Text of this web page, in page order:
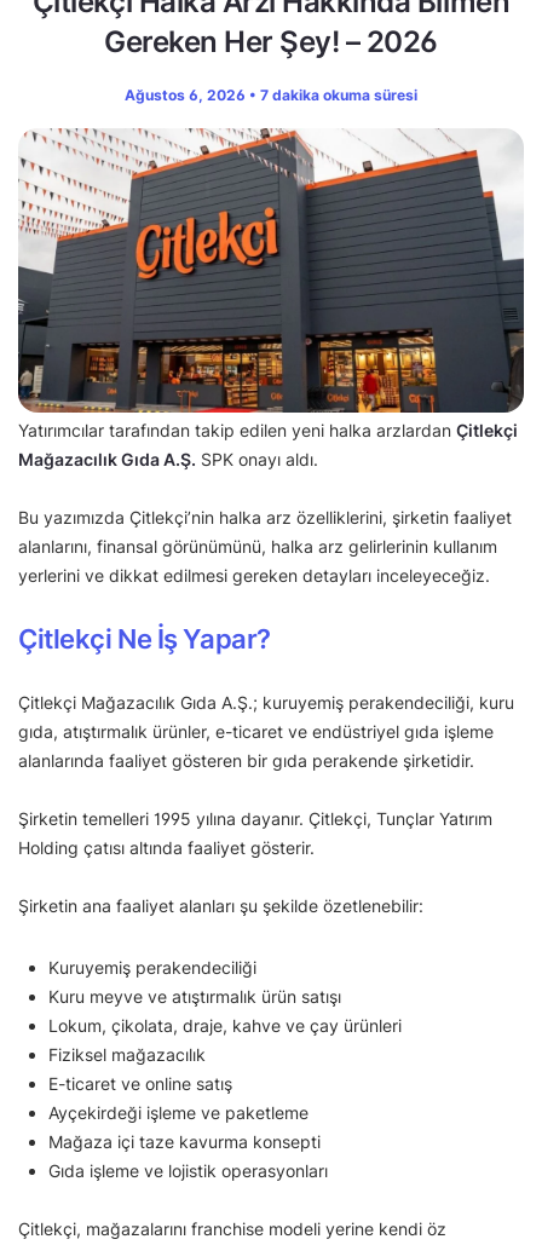
Gereken Her Şey! – 2026
Ağustos 6, 2026 • 7 dakika okuma süresi
Yatırımcılar tarafından takip edilen yeni halka arzlardan Çitlekçi
Mağazacılık Gıda A.Ş. SPK onayı aldı.
Bu yazımızda Çitlekçi’nin halka arz özelliklerini, şirketin faaliyet
alanlarını, finansal görünümünü, halka arz gelirlerinin kullanım
yerlerini ve dikkat edilmesi gereken detayları inceleyeceğiz.
Çitlekçi Ne İş Yapar?
Çitlekçi Mağazacılık Gıda A.Ş.; kuruyemiş perakendeciliği, kuru
gıda, atıştırmalık ürünler, e-ticaret ve endüstriyel gıda işleme
alanlarında faaliyet gösteren bir gıda perakende şirketidir.
Şirketin temelleri 1995 yılına dayanır. Çitlekçi, Tunçlar Yatırım
Holding çatısı altında faaliyet gösterir.
Şirketin ana faaliyet alanları şu şekilde özetlenebilir:
Kuruyemiş perakendeciliği
Kuru meyve ve atıştırmalık ürün satışı
Lokum, çikolata, draje, kahve ve çay ürünleri
Fiziksel mağazacılık
E-ticaret ve online satış
Ayçekirdeği işleme ve paketleme
Mağaza içi taze kavurma konsepti
Gıda işleme ve lojistik operasyonları
Çitlekçi, mağazalarını franchise modeli yerine kendi öz